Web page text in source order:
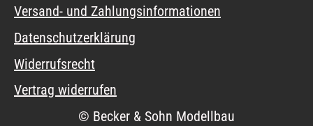
Versand- und Zahlungsinformationen
Datenschutzerklärung
Widerrufsrecht
Vertrag widerrufen
© Becker & Sohn Modellbau